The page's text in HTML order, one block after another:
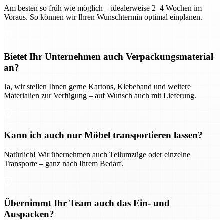
Am besten so früh wie möglich – idealerweise 2–4 Wochen im
Voraus. So können wir Ihren Wunschtermin optimal einplanen.
Bietet Ihr Unternehmen auch Verpackungsmaterial
an?
Ja, wir stellen Ihnen gerne Kartons, Klebeband und weitere
Materialien zur Verfügung – auf Wunsch auch mit Lieferung.
Kann ich auch nur Möbel transportieren lassen?
Natürlich! Wir übernehmen auch Teilumzüge oder einzelne
Transporte – ganz nach Ihrem Bedarf.
Übernimmt Ihr Team auch das Ein- und
Auspacken?